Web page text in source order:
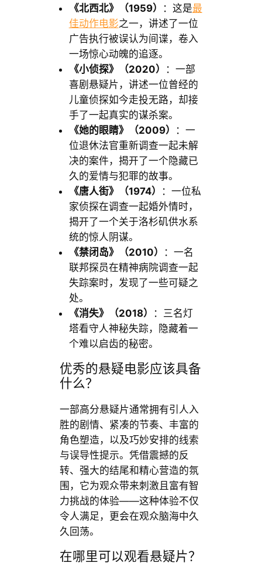
《北西北》（1959）
：这是最
佳动作电影之一，讲述了一位
广告执行被误认为间谍，卷入
一场惊心动魄的追逐。
《小侦探》（2020）
：一部
喜剧悬疑片，讲述一位曾经的
儿童侦探如今走投无路，却接
手了一起真实的谋杀案。
《她的眼睛》（2009）
：一
位退休法官重新调查一起未解
决的案件，揭开了一个隐藏已
久的爱情与犯罪的故事。
《唐人街》（1974）
：一位私
家侦探在调查一起婚外情时，
揭开了一个关于洛杉矶供水系
统的惊人阴谋。
《禁闭岛》（2010）
：一名
联邦探员在精神病院调查一起
失踪案时，发现了一些可疑之
处。
《消失》（2018）
：三名灯
塔看守人神秘失踪，隐藏着一
个难以启齿的秘密。
优秀的悬疑电影应该具备
什么？
一部高分悬疑片通常拥有引人入
胜的剧情、紧凑的节奏、丰富的
角色塑造，以及巧妙安排的线索
与误导性提示。凭借震撼的反
转、强大的结尾和精心营造的氛
围，它为观众带来刺激且富有智
力挑战的体验——这种体验不仅
令人满足，更会在观众脑海中久
久回荡。
在哪里可以观看悬疑片？